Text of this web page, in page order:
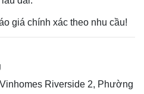
giá chính xác theo nhu cầu!
Riverside 2, Phường